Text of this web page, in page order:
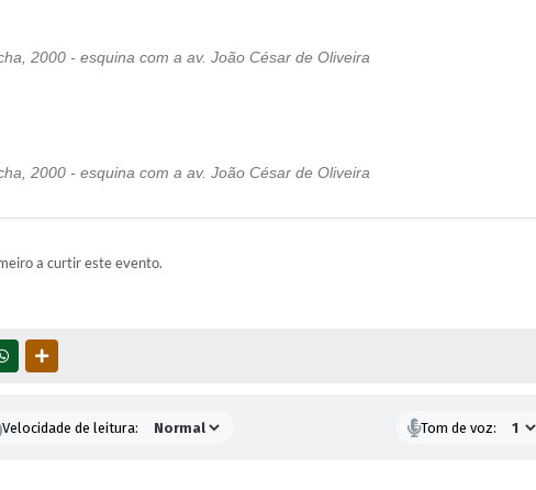
2000 - esquina com a av. João César de Oliveira
2000 - esquina com a av. João César de Oliveira
a curtir este evento.
WHATSAPP
Velocidade de leitura: Tom de voz: